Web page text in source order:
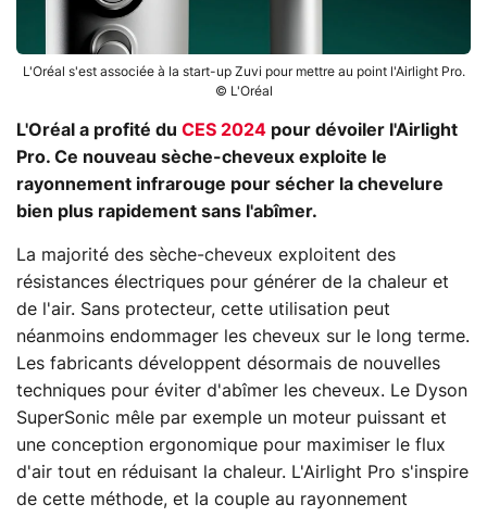
L'Oréal s'est associée à la start-up Zuvi pour mettre au point l'Airlight Pro.
© L'Oréal
L'Oréal a profité du CES 2024 pour dévoiler l'Airlight
Pro. Ce nouveau sèche-cheveux exploite le
rayonnement infrarouge pour sécher la chevelure
bien plus rapidement sans l'abîmer.
La majorité des sèche-cheveux exploitent des
résistances électriques pour générer de la chaleur et
de l'air. Sans protecteur, cette utilisation peut
néanmoins endommager les cheveux sur le long terme.
Les fabricants développent désormais de nouvelles
techniques pour éviter d'abîmer les cheveux. Le Dyson
SuperSonic mêle par exemple un moteur puissant et
une conception ergonomique pour maximiser le flux
d'air tout en réduisant la chaleur. L'Airlight Pro s'inspire
de cette méthode, et la couple au rayonnement